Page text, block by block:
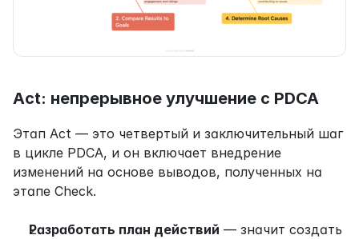
Act: непрерывное улучшение с PDCA
Этап Act — это четвертый и заключительный шаг
в цикле PDCA, и он включает внедрение
изменений на основе выводов, полученных на
этапе Check.
Разработать план действий — значит создать